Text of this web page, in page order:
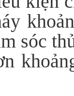
sóc